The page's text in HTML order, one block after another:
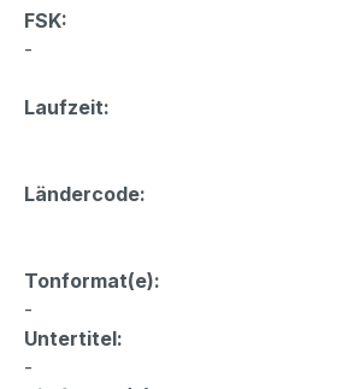
FSK:
-
Laufzeit:
Ländercode:
Tonformat(e):
-
Untertitel:
-